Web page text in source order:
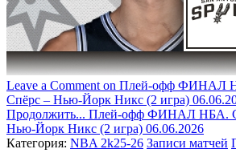
Leave a Comment on Плей-офф ФИНАЛ
Спёрс – Нью-Йорк Никс (2 игра)
Продолжить... Плей-офф ФИНАЛ НБА.
Нью-Йорк Никс (2 игра) 06.06.2026
Категория: NBA 2k25-26 Записи матчей